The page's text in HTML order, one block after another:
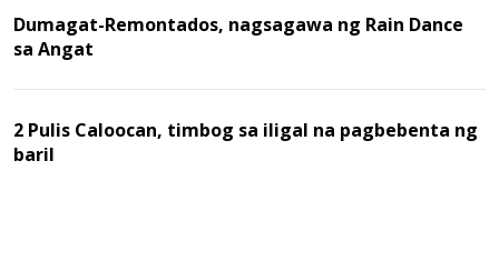
Dumagat-Remontados, nagsagawa ng Rain Dance
sa Angat
2 Pulis Caloocan, timbog sa iligal na pagbebenta ng
baril